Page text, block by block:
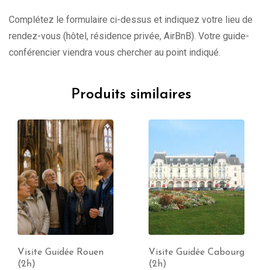
Complétez le formulaire ci-dessus et indiquez votre lieu de
rendez-vous (hôtel, résidence privée, AirBnB). Votre guide-
conférencier viendra vous chercher au point indiqué.
Produits similaires
Visite Guidée Rouen
(2h)
Visite Guidée Cabourg
(2h)